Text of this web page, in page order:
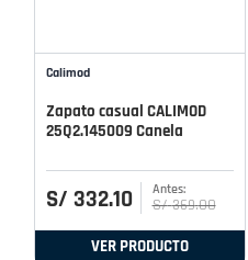
Calimod
Zapato casual CALIMOD
25Q2.145009 Canela
S/ 332.10 S/ 369.00
VER PRODUCTO